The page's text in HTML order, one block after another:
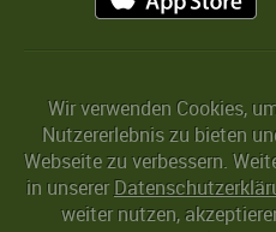
Wir verwenden Cookies,
Nutzererlebnis zu bieten
Webseite zu verbessern.
in unserer
weiter nutzen,